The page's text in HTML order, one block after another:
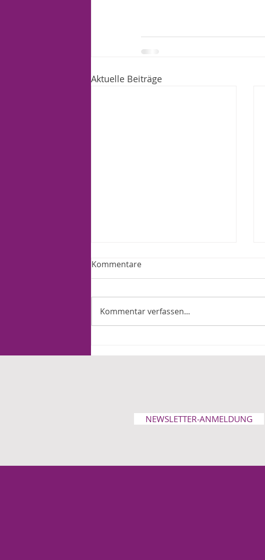
Aktuelle Beiträge
Familie tragen die Lasten
Kommentare
Kommentar verfassen...
NEWSLETTER-ANMELDUNG